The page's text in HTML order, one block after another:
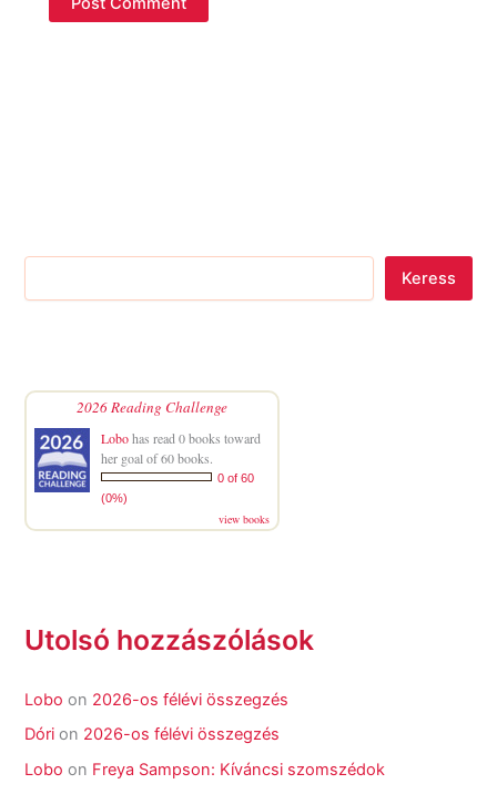
Keress
2026 Reading Challenge
Lobohas read 0 books toward
her goal of 60 books.
0 of 60
(0%)
view books
Utolsó hozzászólások
Lobo on 2026-os félévi összegzés
Dóri on 2026-os félévi összegzés
Lobo on Freya Sampson: Kíváncsi szomszédok